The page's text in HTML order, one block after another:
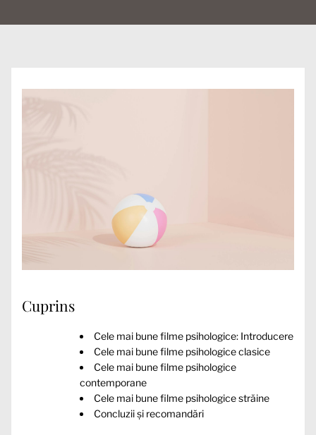
Cuprins
Cele mai bune filme psihologice: Introducere
Cele mai bune filme psihologice clasice
Cele mai bune filme psihologice
contemporane
Cele mai bune filme psihologice străine
Concluzii și recomandări